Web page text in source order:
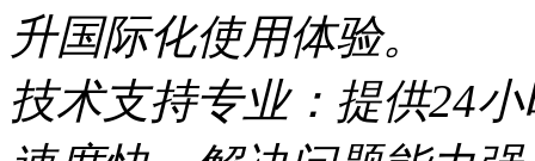
升国际化使用体验。
技术支持专业：提供24